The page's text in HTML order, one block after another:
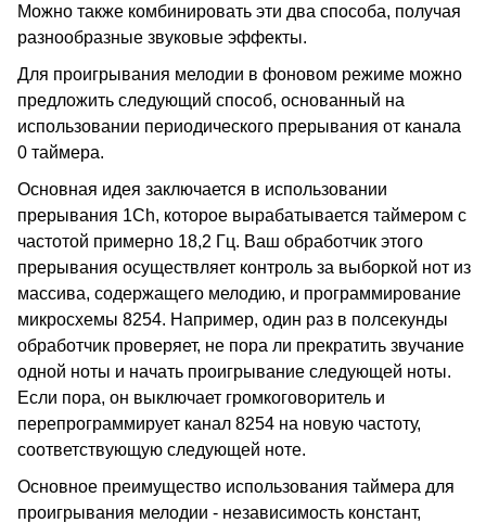
Можно также комбинировать эти два способа, получая
разнообразные звуковые эффекты.
Для проигрывания мелодии в фоновом режиме можно
предложить следующий способ, основанный на
использовании периодического прерывания от канала
0 таймера.
Основная идея заключается в использовании
прерывания 1Ch, которое вырабатывается таймером с
частотой примерно 18,2 Гц. Ваш обработчик этого
прерывания осуществляет контроль за выборкой нот из
массива, содержащего мелодию, и программирование
микросхемы 8254. Например, один раз в полсекунды
обработчик проверяет, не пора ли прекратить звучание
одной ноты и начать проигрывание следующей ноты.
Если пора, он выключает громкоговоритель и
перепрограммирует канал 8254 на новую частоту,
соответствующую следующей ноте.
Основное преимущество использования таймера для
проигрывания мелодии - независимость констант,